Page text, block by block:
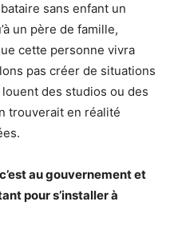
sans enfant un
un père de famille,
cette personne vivra
pas créer de situations
des studios ou des
trouverait en réalité
au gouvernement et
pour s’installer à